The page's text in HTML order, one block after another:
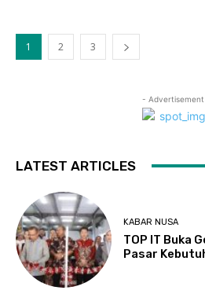
1 2 3
-
LATEST ARTICLES
KABAR NUSA
TOP IT Buka
Pasar